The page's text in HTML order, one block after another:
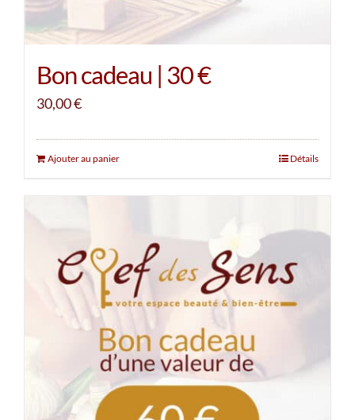
Bon cadeau | 30 €
30,00€
Ajouter au panier Détails